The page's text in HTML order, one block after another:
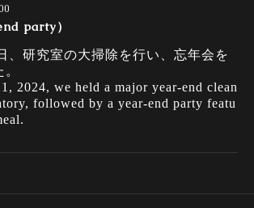
party）
、研究室の大掃除を行い、忘年会を
2024, we held a major year-end clean
followed by a year-end party featu